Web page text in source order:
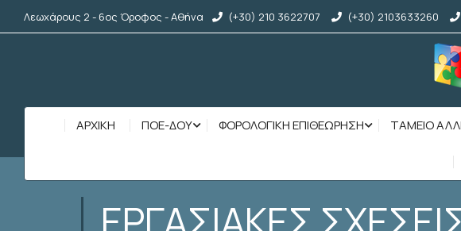
Λεωχάρους 2 - 6ος Όροφος - Αθήνα (+30) 210 3622707 (+30) 2103633260
ΑΡΧΙΚΉ ΠΟΕ-ΔΟΥ ΦΟΡΟΛΟΓΙΚΗ ΕΠΙΘΕΩΡΗΣΗ ΤΑΜΕΙΟ